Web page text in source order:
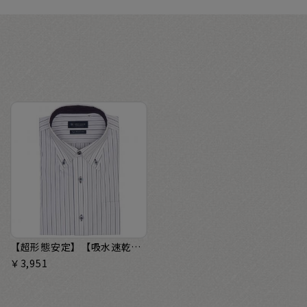
【超形態安定】【吸水速乾】 ボタンダウン 半袖 形態安定 ワイシャツ
￥3,951